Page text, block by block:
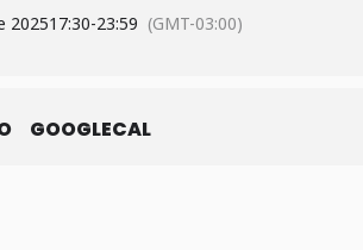
202517:30-23:59 (GMT-03:00)
GOOGLECAL